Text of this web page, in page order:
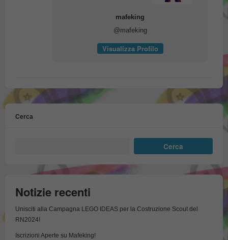
mafeking
@mafeking
Visualizza Profilo
Cerca
Cerca
Notizie recenti
Unisciti alla Campagna LEGO IDEAS per la Costruzione Scout del
RN2024!
Iscrizioni Aperte su Mafeking!